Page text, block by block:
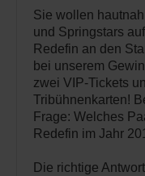
Sie wollen
und Springstars
Redefin an den
bei unserem
zwei VIP-Tickets
Tribühnenkarten!
Frage: Welches
Redefin im Jahr
Die richtige